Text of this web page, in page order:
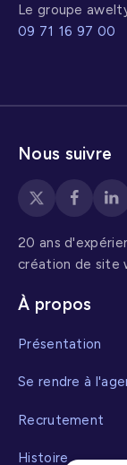
Le groupe
09 71 16 97 00
Nous suivre
20 ans
création de site
À propos
Présentation
Se rendre à
Recrutement
Histoire